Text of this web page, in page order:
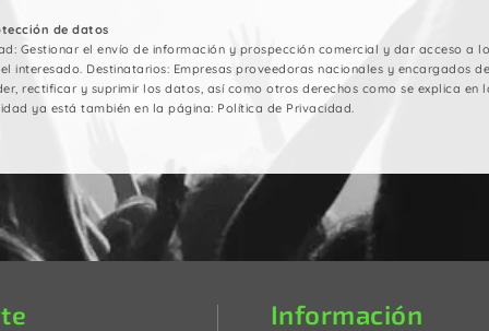
de datos
Gestionar el envío de información y prospección comercial y dar acceso a
interesado. Destinatarios: Empresas proveedoras nacionales y encargados
rectificar y suprimir los datos, así como otros derechos como se explica
ya está también en la página: Política de Privacidad.
Información